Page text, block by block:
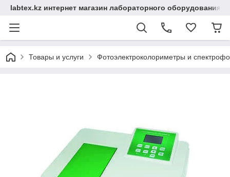
labtex.kz интернет магазин лабораторного оборудования
Товары и услуги Фотоэлектроколориметры и